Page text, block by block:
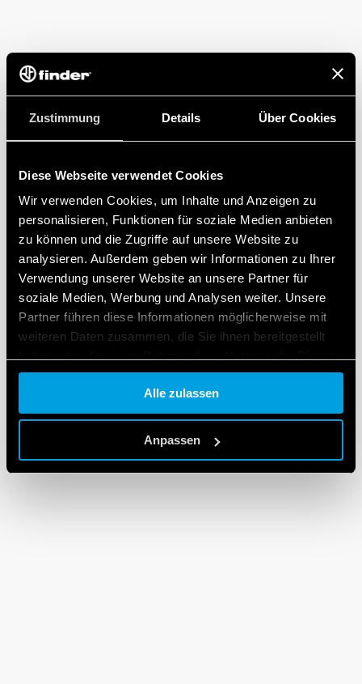
Zustimmung Details Über Cookies
Diese Webseite verwendet Cookies
Wir verwenden Cookies, um Inhalte und Anzeigen zu
personalisieren, Funktionen für soziale Medien anbieten
zu können und die Zugriffe auf unsere Website zu
analysieren. Außerdem geben wir Informationen zu Ihrer
Verwendung unserer Website an unsere Partner für
soziale Medien, Werbung und Analysen weiter. Unsere
Partner führen diese Informationen möglicherweise mit
weiteren Daten zusammen, die Sie ihnen bereitgestellt
gesammelt haben.
Cookie policy.
Alle zulassen
Anpassen